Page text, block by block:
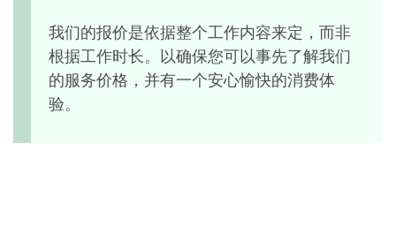
我们的报价是依据整个工作内容来定，而非
根据工作时长。以确保您可以事先了解我们
的服务价格，并有一个安心愉快的消费体
验。